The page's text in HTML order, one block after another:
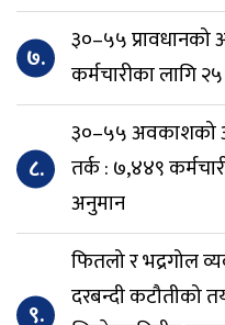
७.
३०–५५
कर्मचारीका लागि
८.
३०–५५ अवकाशको
तर्क : ७,४४९
अनुमान
९.
फितलो र भद्रगोल
दरबन्दी कटौतीको